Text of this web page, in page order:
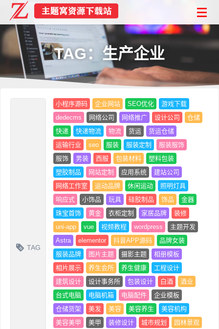
TAG：生产企业
TAG
小程序源码 企业网站 SEO优化
游戏下载
dedecms
网络公司 网络推广 设计公司
仓储
快递
快递物流 物流 货运
货运仓储
运输行业
seo 服装 服装定制
服装服饰
服饰
男装 西服 包装材料
塑料包装
塑胶制品
网站定制 应用系统
建站公司
网络工作室
运动品牌 休闲运动
照明灯具
响应式
小饰品 玩具 硅胶制品 饰品
金器
珠宝首饰
黄金 衣柜定制 家居品牌
装修
uni-app
vue 视频教程 wordpress
主题开发
Astra
elementor 抖音APP源码
品牌女装
服装品牌
图片主题 摄影主题
相册模板
相片展示
养生会所 养生健康
工程设计
建筑设计
设计事务所 包装设计 白酒
酒业
台式电脑
电脑机箱 电脑配件
企业模板
仓储货架
美发 美容 美容养生
美容机构
美容美甲
美甲 装修设计 城市规划
园林景观